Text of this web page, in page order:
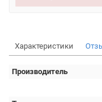
Характеристики
Производитель